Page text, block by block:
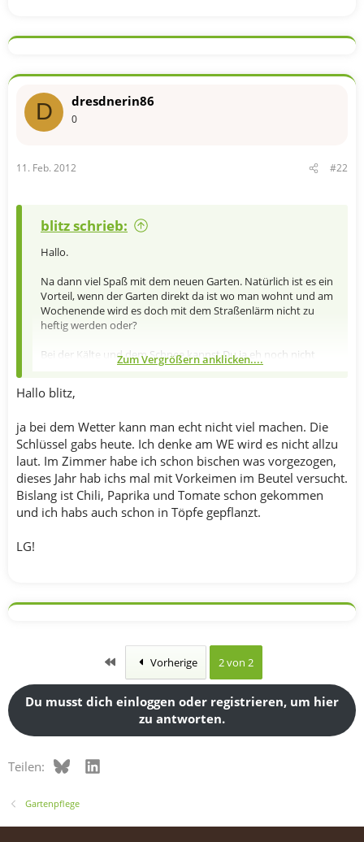
D dresdnerin86
0
11. Feb. 2012 #22
blitz schrieb:
Hallo.
Na dann viel Spaß mit dem neuen Garten. Natürlich ist es ein
Vorteil, wenn der Garten direkt da ist wo man wohnt und am
Wochenende wird es doch mit dem Straßenlärm nicht zu
heftig werden oder?
Bei der Kälte und dem Schnee kannst Du ja eh noch nicht
soviel machen. Jetzt geht es übrigens los mit der
ziehen möchtest, kannst Du die ersten Samen langsam in die
anfangen. Die Tomaten kommen dann mitte März in die Erde.
LG Blitz
Zum Vergrößern anklicken....
Hallo blitz,
ja bei dem Wetter kann man echt nicht viel machen. Die
Schlüssel gabs heute. Ich denke am WE wird es nicht allzu
laut. Im Zimmer habe ich schon bischen was vorgezogen,
dieses Jahr hab ichs mal mit Vorkeimen im Beutel versucht.
Bislang ist Chili, Paprika und Tomate schon gekommen
und ich habs auch schon in Töpfe gepflanzt.
LG!
Erste Vorherige 2 von 2
Du musst dich einloggen oder registrieren, um hier
zu antworten.
Teilen: BlueskyLinkedIn
Gartenpflege